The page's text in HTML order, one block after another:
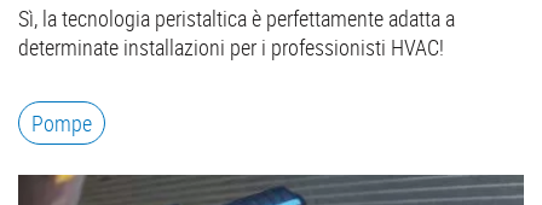
Sì, la tecnologia peristaltica è perfettamente adatta a
determinate installazioni per i professionisti HVAC!
Pompe